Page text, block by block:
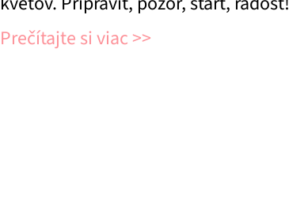
Prečítajte si viac